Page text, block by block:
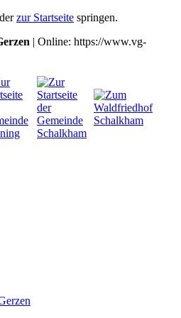
zur Startseite springen.
| Online: https://www.vg-